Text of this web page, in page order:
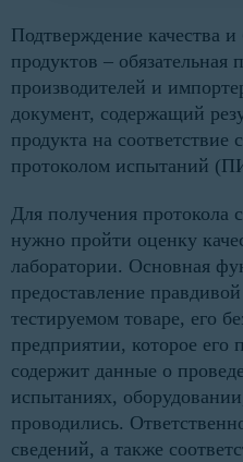
Подтверждение качества
продуктов – обязательная
производителей и
документ, содержащий
продукта на соответствие
протоколом испытаний
Для получения протокола
нужно пройти оценку
лаборатории. Основная
предоставление
тестируемом товаре, его
предприятии, которое его
содержит данные о
испытаниях,
проводились.
сведений, а также